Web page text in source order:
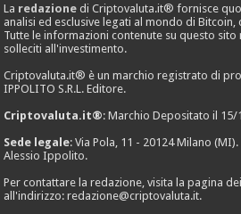
La redazione di Criptovaluta.it® fornisce
analisi ed esclusive legati al mondo di Bitcoin,
Tutte le informazioni contenute su questo
solleciti all'investimento.
Criptovaluta.it® è un marchio registrato di
IPPOLITO S.R.L. Editore.
Criptovaluta.it®: Marchio Depositato il 15/
Sede legale: Via Pola, 11 - 20124 Milano
Alessio Ippolito.
Per contattare la redazione, visita la pagina dei
all'indirizzo:redazione@criptovaluta.it.